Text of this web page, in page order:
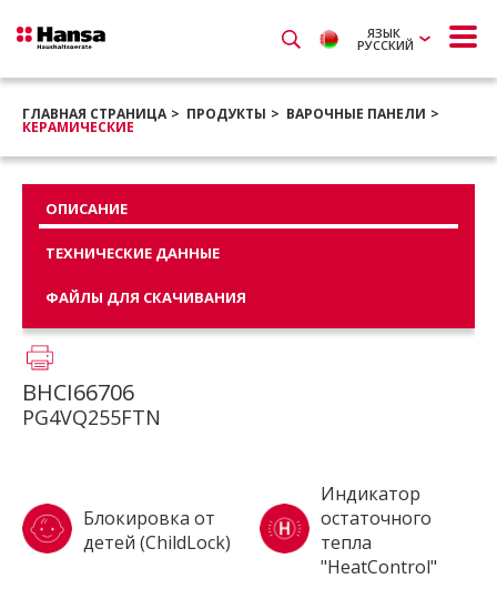
ЯЗЫК
РУССКИЙ
ГЛАВНАЯ СТРАНИЦА ПРОДУКТЫ ВАРОЧНЫЕ ПАНЕЛИ
КЕРАМИЧЕСКИЕ
ОПИСАНИЕ
ТЕХНИЧЕСКИЕ ДАННЫЕ
ФАЙЛЫ ДЛЯ СКАЧИВАНИЯ
BHCI66706
PG4VQ255FTN
Блокировка от
детей (ChildLock)
Индикатор
остаточного
тепла
"HeatControl"